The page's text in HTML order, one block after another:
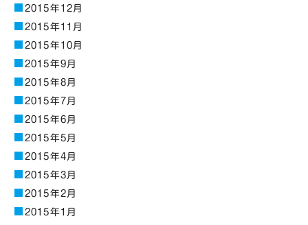
2015年12月
2015年11月
2015年10月
2015年9月
2015年8月
2015年7月
2015年6月
2015年5月
2015年4月
2015年3月
2015年2月
2015年1月